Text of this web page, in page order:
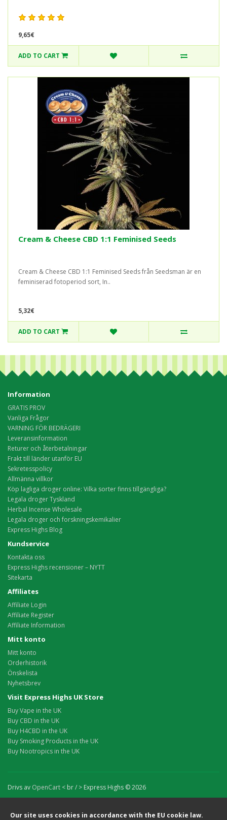
9,65€
ADD TO CART
Cream & Cheese CBD 1:1 Feminised Seeds
Cream & Cheese CBD 1:1 Feminised Seeds från Seedsman är en
feminiserad fotoperiod sort, In..
5,32€
ADD TO CART
Information
GRATIS PROV
Vanliga Frågor
VARNING FÖR BEDRÄGERI
Leveransinformation
Returer och återbetalningar
Frakt till länder utanför EU
Sekretesspolicy
Allmänna villkor
Köp lagliga droger online: Vilka sorter finns tillgängliga?
Legala droger Tyskland
Herbal Incense Wholesale
Legala droger och forskningskemikalier
Express Highs Blog
Kundservice
Kontakta oss
Express Highs recensioner – NYTT
Sitekarta
Affiliates
Affiliate Login
Affiliate Register
Affiliate Information
Mitt konto
Mitt konto
Orderhistorik
Önskelista
Nyhetsbrev
Visit Express Highs UK Store
Buy Vape in the UK
Buy CBD in the UK
Buy H4CBD in the UK
Buy Smoking Products in the UK
Buy Nootropics in the UK
Drivs av OpenCart < br / > Express Highs © 2026
Our site uses cookies in accordance with the EU cookie law.